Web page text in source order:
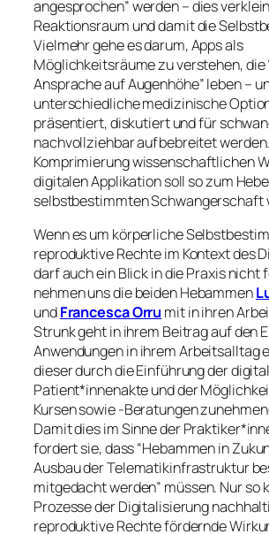
angesprochen” werden – dies
Reaktionsraum und damit die
Vielmehr gehe es darum, Apps als
Möglichkeitsräume zu verstehen, die
Ansprache auf Augenhöhe” leben –
unterschiedliche medizinische
präsentiert, diskutiert und für
nachvollziehbar aufbebreitet
Komprimierung wissenschaftlichen
digitalen Applikation soll so zum
selbstbestimmten Schwangerschaft
Wenn es um körperliche
reproduktive Rechte im Kontext des
darf auch ein Blick in die Praxis nicht
nehmen uns die beiden Hebammen
undFrancesca Orru mit in ihren
Strunk geht in ihrem Beitrag auf den
Anwendungen in ihrem Arbeitsalltag
dieser durch die Einführung der
Patient*innenakte und der
Kursen sowie -Beratungen
Damit dies im Sinne der
fordert sie, dass “Hebammen in
Ausbau der Telematikinfrastruktur
mitgedacht werden” müssen. Nur so
Prozesse der Digitalisierung
reproduktive Rechte fördernde